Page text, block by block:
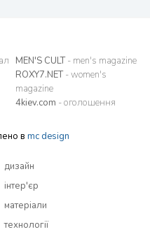
MEN'S CULT- men's magazine
ROXY7.NET- women's
magazine
4kiev.com - оголошення
в mc design
дизайн
інтер'єр
матеріали
технології